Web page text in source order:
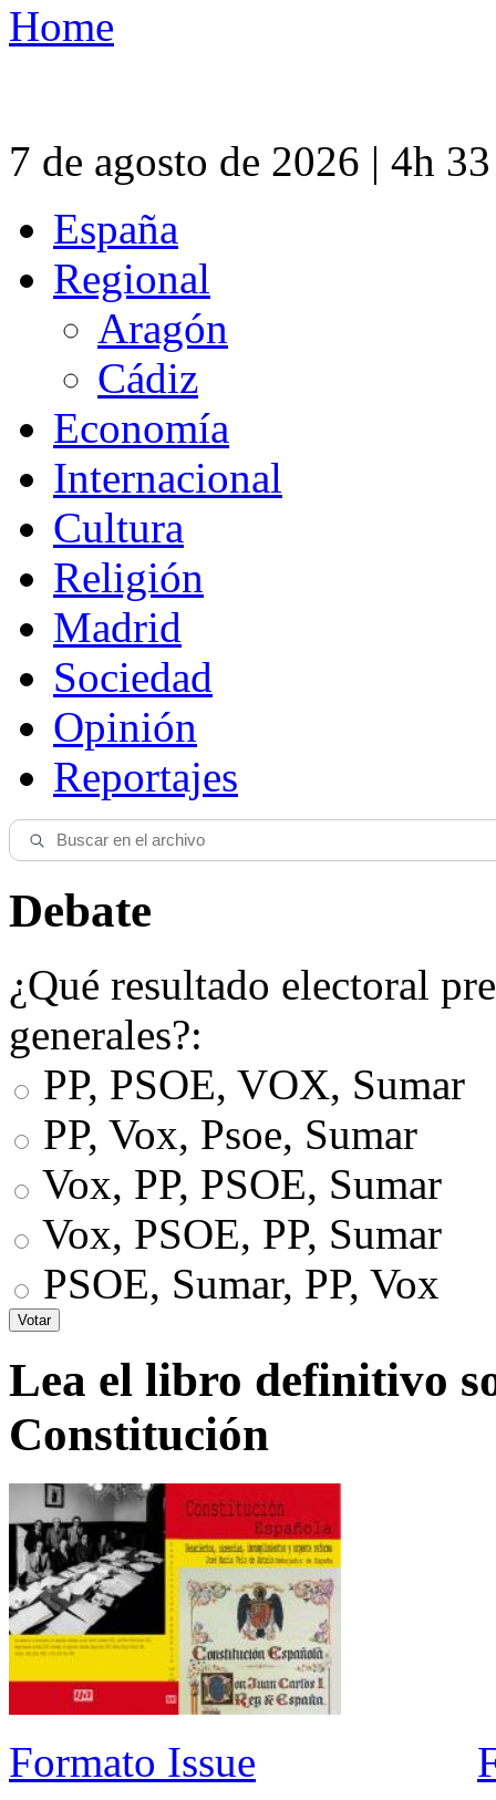
Home
7 de agosto de 2026 | 4h
España
Regional
Aragón
Cádiz
Economía
Internacional
Cultura
Religión
Madrid
Sociedad
Opinión
Reportajes
Debate
¿Qué resultado electoral
generales?:
PP, PSOE, VOX, Sumar
PP, Vox, Psoe, Sumar
Vox, PP, PSOE, Sumar
Vox, PSOE, PP, Sumar
PSOE, Sumar, PP, Vox
Lea el libro definitivo
Constitución
Formato Issue